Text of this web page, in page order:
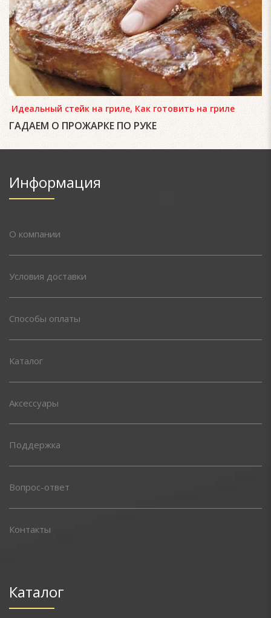
ГАДАЕМ О ПРОЖАРКЕ ПО РУКЕ
Идеальный стейк на гриле, Как готовить на гриле
Информация
О компании
Условия доставки
Способы оплаты
Каталог
Аксессуары
Поддержка
Вопрос-ответ
Контакты
Каталог